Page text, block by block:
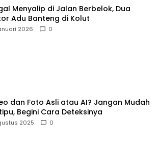
Menyalip di Jalan Berbelok, Dua
Adu Banteng di Kolut
2026 0
dan Foto Asli atau AI? Jangan Mudah
Begini Cara Deteksinya
2025 0